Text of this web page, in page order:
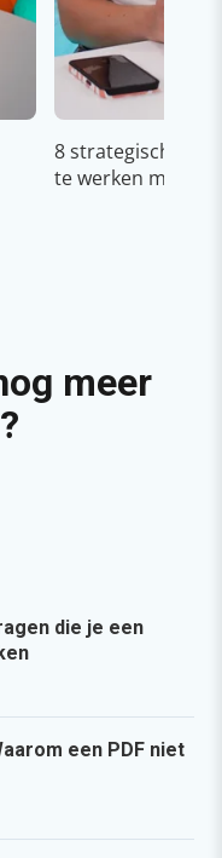
8 strategische
te werken met
meer
die je een
een PDF niet